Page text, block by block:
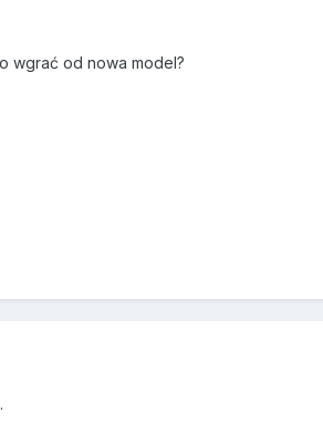
wgrać od nowa model?